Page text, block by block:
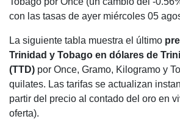
con las tasas de ayer miércoles 05
La siguiente tabla muestra el último
Trinidad y Tobago en dólares de
(TTD) por Once, Gramo, Kilogramo y
quilates. Las tarifas se actualizan
partir del precio al contado del oro en
oferta).